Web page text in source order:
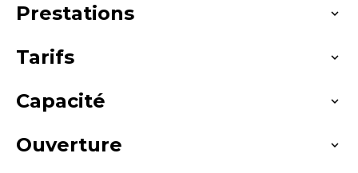
Prestations
Langues parlées
Français
Services
Tarifs
Moyens de paiement
American Express
Capacité
Nombre de couverts en terrasse : 15
Ouverture